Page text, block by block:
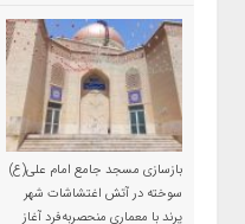
بازسازی مسجد جامع امام علی(ع)
سوخته در آتش اغتشاشات شهر
پرند با معماری منحصربه‌فرد آغاز